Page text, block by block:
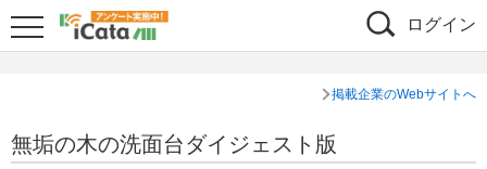
ログイン
掲載企業のWebサイトへ
無垢の木の洗面台ダイジェスト版